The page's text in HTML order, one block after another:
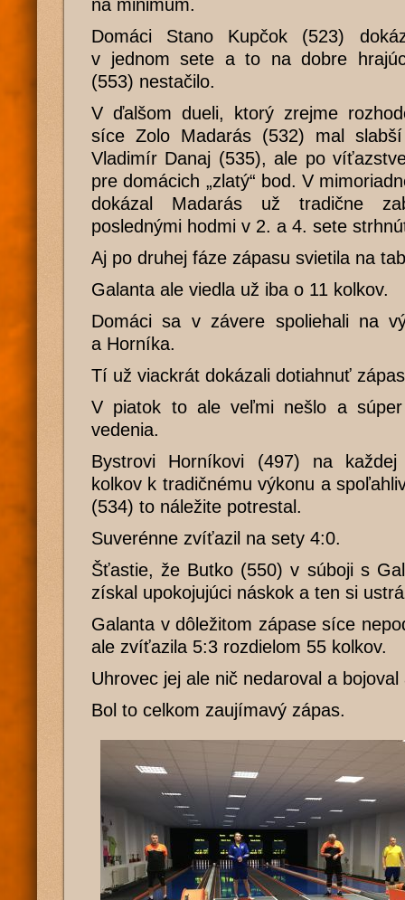
na minimum.
Domáci Stano Kupčok (523)
v jednom sete a to na dobre
(553) nestačilo.
V ďalšom dueli, ktorý zrejme
síce Zolo Madarás (532) mal
Vladimír Danaj (535), ale po
pre domácich „zlatý“ bod. V
dokázal Madarás už tradične
poslednými hodmi v 2. a 4. sete
Aj po druhej fáze zápasu svietila na
Galanta ale viedla už iba o 11 kolkov.
Domáci sa v závere spoliehali na
a Horníka.
Tí už viackrát dokázali dotiahnuť
V piatok to ale veľmi nešlo a
vedenia.
Bystrovi Horníkovi (497) na
kolkov k tradičnému výkonu a
(534) to náležite potrestal.
Suverénne zvíťazil na sety 4:0.
Šťastie, že Butko (550) v súboji s
získal upokojujúci náskok a ten si
Galanta v dôležitom zápase síce
ale zvíťazila 5:3 rozdielom 55 kolkov.
Uhrovec jej ale nič nedaroval a
Bol to celkom zaujímavý zápas.